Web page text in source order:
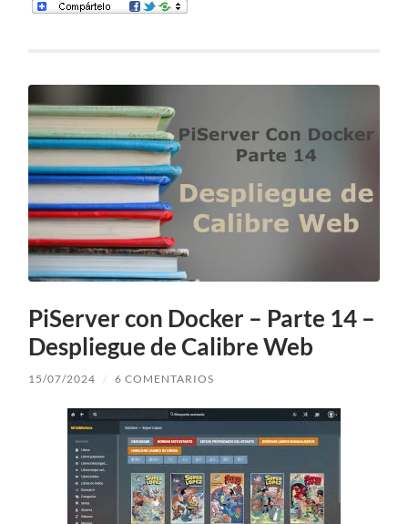
PiServer con Docker – Parte 14 –
Despliegue de Calibre Web
15/07/2024 / 6 COMENTARIOS